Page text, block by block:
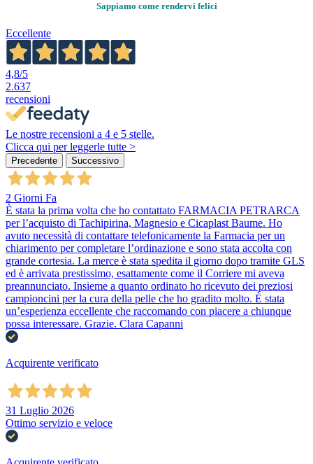
Sappiamo come rendervi felici
Eccellente
4,8/5
2.637
recensioni
Le nostre recensioni a 4 e 5 stelle.
Clicca qui per leggerle tutte >
Precedente Successivo
2 Giorni Fa
È stata la prima volta che ho contattato FARMACIA PETRARCA
per l’acquisto di Tachipirina, Magnesio e Cicaplast Baume. Ho
avuto necessità di contattare telefonicamente la Farmacia per un
chiarimento per completare l’ordinazione e sono stata accolta con
grande cortesia. La merce è stata spedita il giorno dopo tramite GLS
ed è arrivata prestissimo, esattamente come il Corriere mi aveva
preannunciato. Insieme a quanto ordinato ho ricevuto dei preziosi
campioncini per la cura della pelle che ho gradito molto. È stata
un’esperienza eccellente che raccomando con piacere a chiunque
possa interessare. Grazie. Clara Capanni
Acquirente verificato
31 Luglio 2026
Ottimo servizio e veloce